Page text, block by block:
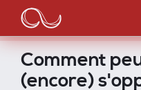
Passar
o
conteúdo
principal
Main
navigation
Comment
(encore)